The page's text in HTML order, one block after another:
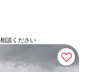
談ください